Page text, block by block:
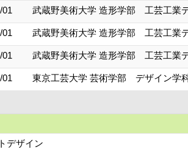
01 武蔵野美術大学 造形学部 工芸工業
01 武蔵野美術大学 造形学部 工芸工業
01 武蔵野美術大学 造形学部 工芸工業
01 東京工芸大学 芸術学部 デザイン学
デザイン